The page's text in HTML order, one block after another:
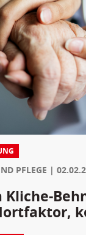
PFLEGE